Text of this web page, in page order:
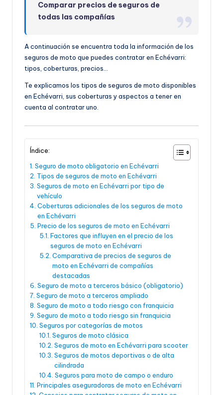
Comparar precios de seguros de
todas las compañías
A continuación se encuentra toda la información de los
seguros de moto que puedes contratar en Echévarri:
tipos, coberturas, precios…
Te explicamos los tipos de seguros de moto disponibles
en Echévarri, sus coberturas y aspectos a tener en
cuenta al contratar uno.
Índice:
Seguro de moto obligatorio en Echévarri
Tipos de seguros de moto en Echévarri
Seguros de moto en Echévarri por tipo de
vehículo
Coberturas adicionales de los seguros de moto
en Echévarri
Precio de los seguros de moto en Echévarri
Factores que influyen en el precio de los
seguros de moto en Echévarri
Comparativa de precios de seguros de
moto en Echévarri de compañías
destacadas
Seguro de moto a terceros básico (obligatorio)
Seguro de moto a terceros ampliado
Seguro de moto a todo riesgo con franquicia
Seguro de moto a todo riesgo sin franquicia
Seguros por categorías de motos
Seguros de moto clásica
Seguros de moto en Echévarri para scooter
Seguros de motos deportivas o de alta
cilindrada
Seguros para moto de campo o enduro
Principales aseguradoras de moto en Echévarri